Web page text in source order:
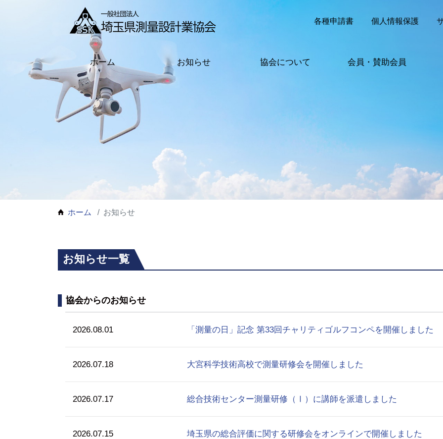
各種申請書 個人情報保護
ホーム お知らせ 協会について 会員・賛助会員
ホーム お知らせ
お知らせ一覧
協会からのお知らせ
2026.08.01 「測量の日」記念 第33回チャリティゴルフコンペを開催しました
2026.07.18 大宮科学技術高校で測量研修会を開催しました
2026.07.17 総合技術センター測量研修（Ⅰ）に講師を派遣しました
2026.07.15 埼玉県の総合評価に関する研修会をオンラインで開催しました